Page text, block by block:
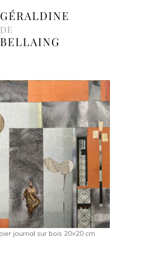
journal sur bois 20×20 cm